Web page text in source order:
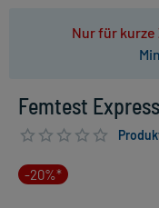
Nur für kurze
Femtest
-20%*